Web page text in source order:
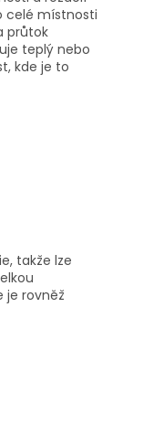
celé místnosti
průtok
teplý nebo
kde je to
takže lze
je rovněž